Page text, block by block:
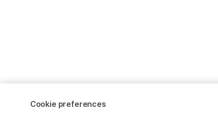
Cookie preferences